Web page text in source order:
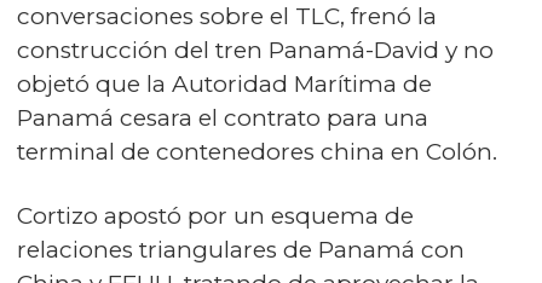
conversaciones sobre el TLC, frenó la
construcción del tren Panamá-David y no
objetó que la Autoridad Marítima de
Panamá cesara el contrato para una
terminal de contenedores china en Colón.
Cortizo apostó por un esquema de
relaciones triangulares de Panamá con